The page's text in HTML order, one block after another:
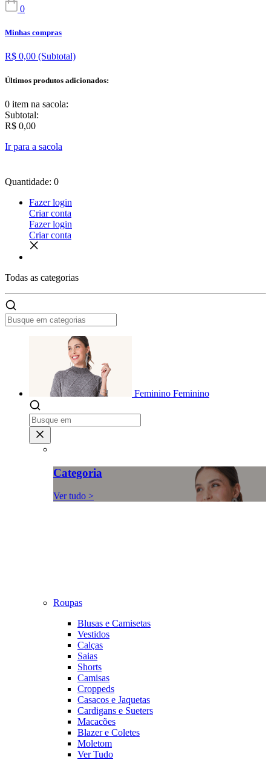
0
Minhas compras
R$ 0,00 (Subtotal)
Últimos produtos adicionados:
0 item na sacola:
Subtotal:
R$ 0,00
Ir para a sacola
Quantidade: 0
Fazer login
Criar conta
Fazer login
Criar conta
Todas as categorias
Feminino Feminino
Categoria
Ver tudo >
Roupas
Blusas e Camisetas
Vestidos
Calças
Saias
Shorts
Camisas
Croppeds
Casacos e Jaquetas
Cardigans e Sueters
Macacões
Blazer e Coletes
Moletom
Ver Tudo